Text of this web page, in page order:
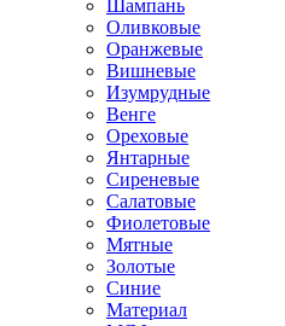
Шампань
Оливковые
Оранжевые
Вишневые
Изумрудные
Венге
Ореховые
Янтарные
Сиреневые
Салатовые
Фиолетовые
Мятные
Золотые
Синие
Материал